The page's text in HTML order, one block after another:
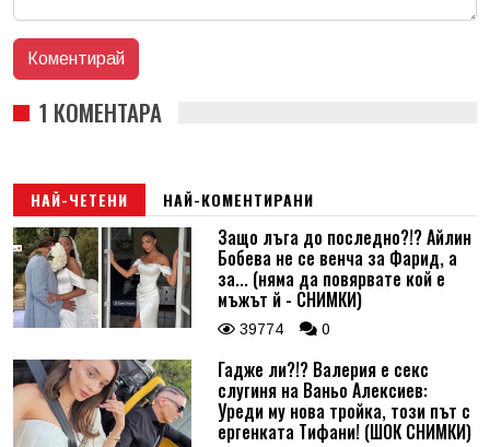
1 КОМЕНТАРА
НАЙ-ЧЕТЕНИ НАЙ-КОМЕНТИРАНИ
Защо лъга до последно?!? Айлин
Бобева не се венча за Фарид, а
за... (няма да повярвате кой е
мъжът й - СНИМКИ)
39774 0
Гадже ли?!? Валерия е секс
слугиня на Ваньо Алексиев:
Уреди му нова тройка, този път с
ергенката Тифани! (ШОК СНИМКИ)